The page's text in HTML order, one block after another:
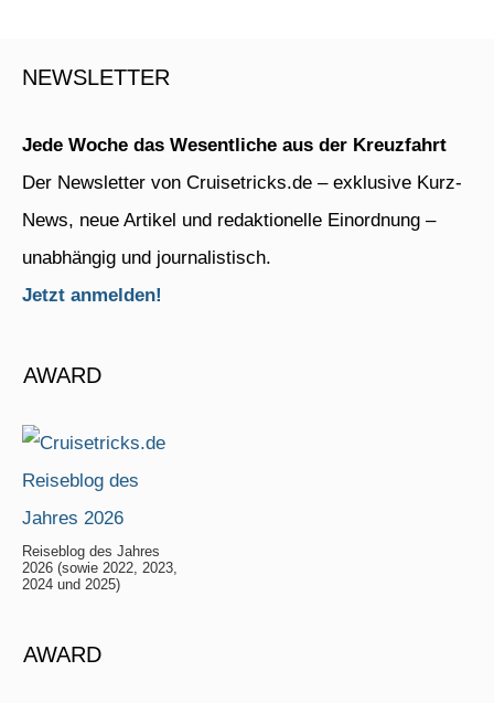
NEWSLETTER
Jede Woche das Wesentliche aus der Kreuzfahrt
Der Newsletter von Cruisetricks.de – exklusive Kurz-
News, neue Artikel und redaktionelle Einordnung –
unabhängig und journalistisch.
Jetzt anmelden!
AWARD
Reiseblog des Jahres
2026 (sowie 2022, 2023,
2024 und 2025)
AWARD